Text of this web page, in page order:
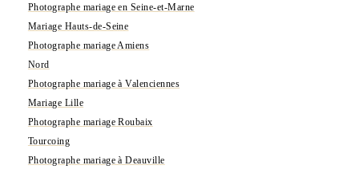
Photographe mariage en Seine-et-Marne
Mariage Hauts-de-Seine
Photographe mariage Amiens
Nord
Photographe mariage à Valenciennes
Mariage Lille
Photographe mariage Roubaix
Tourcoing
Photographe mariage à Deauville